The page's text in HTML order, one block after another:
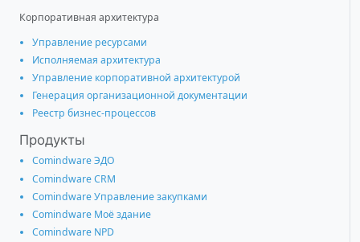
Корпоративная архитектура
Управление ресурсами
Исполняемая архитектура
Управление корпоративной архитектурой
Генерация организационной документации
Реестр бизнес-процессов
Продукты
Comindware ЭДО
Comindware CRM
Comindware Управление закупками
Comindware Моё здание
Comindware NPD